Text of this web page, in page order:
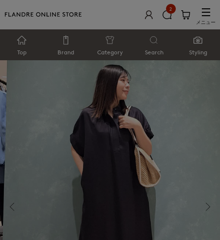
2
メニュー
Top Brand Category Search Styling